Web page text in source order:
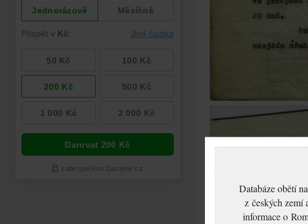
Databáze obětí
z českých zemí
informace o